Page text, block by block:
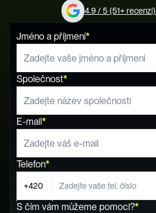
4.9 / 5 (51+ recenzí)
Jméno a příjmení*
Společnost*
E-mail*
Telefon*
S čím vám můžeme pomoci?*